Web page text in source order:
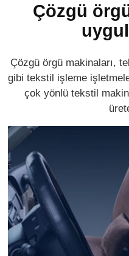
Çözgü
Çözgü örgü makinaları,
gibi tekstil işleme
çok yönlü tekstil